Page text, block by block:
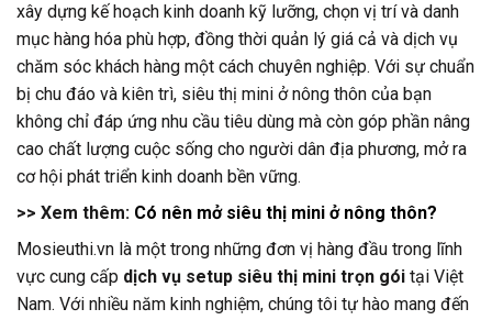
xây dựng kế hoạch kinh doanh kỹ lưỡng, chọn vị trí và danh
mục hàng hóa phù hợp, đồng thời quản lý giá cả và dịch vụ
chăm sóc khách hàng một cách chuyên nghiệp. Với sự chuẩn
bị chu đáo và kiên trì, siêu thị mini ở nông thôn của bạn
không chỉ đáp ứng nhu cầu tiêu dùng mà còn góp phần nâng
cao chất lượng cuộc sống cho người dân địa phương, mở ra
cơ hội phát triển kinh doanh bền vững.
>> Xem thêm: Có nên mở siêu thị mini ở nông thôn?
Mosieuthi.vn là một trong những đơn vị hàng đầu trong lĩnh
vực cung cấp dịch vụ setup siêu thị mini trọn gói tại Việt
Nam. Với nhiều năm kinh nghiệm, chúng tôi tự hào mang đến